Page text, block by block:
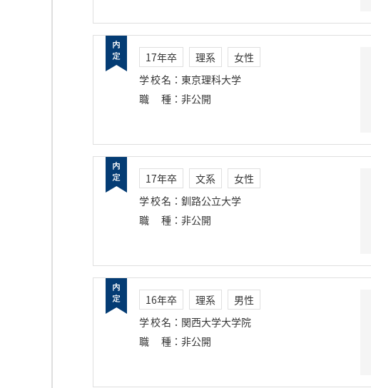
17年卒 理系
女性
学校名 ： 東京理科大学
職種 ： 非公開
17年卒 文系
女性
学校名 ： 釧路公立大学
職種 ： 非公開
16年卒 理系
男性
学校名 ： 関西大学大学院
職種 ： 非公開